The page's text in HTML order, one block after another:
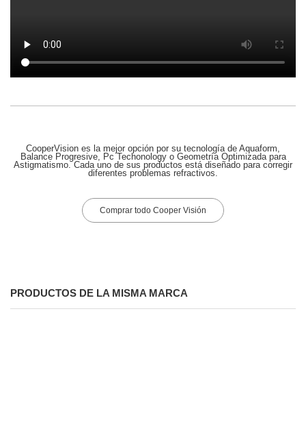
CooperVision es la mejor opción por su tecnología de Aquaform,
Balance Progresive, Pc Techonology o Geometría Optimizada para
Astigmatismo. Cada uno de sus productos está diseñado para corregir
diferentes problemas refractivos.
Comprar todo Cooper Visión
PRODUCTOS DE LA MISMA MARCA